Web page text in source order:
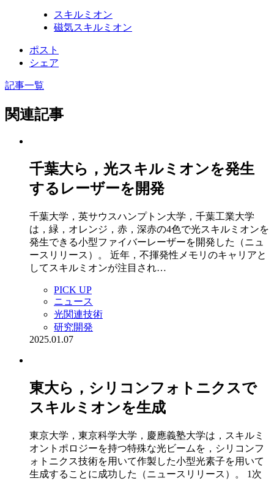
スキルミオン
磁気スキルミオン
ポスト
シェア
記事一覧
関連記事
千葉大ら，光スキルミオンを発生
するレーザーを開発
千葉大学，英サウスハンプトン大学，千葉工業大学
は，緑，オレンジ，赤，深赤の4色で光スキルミオンを
発生できる小型ファイバーレーザーを開発した（ニュ
ースリリース）。 近年，不揮発性メモリのキャリアと
してスキルミオンが注目され…
PICK UP
ニュース
光関連技術
研究開発
2025.01.07
東大ら，シリコンフォトニクスで
スキルミオンを生成
東京大学，東京科学大学，慶應義塾大学は，スキルミ
オントポロジーを持つ特殊な光ビームを，シリコンフ
ォトニクス技術を用いて作製した小型光素子を用いて
生成することに成功した（ニュースリリース）。 1次